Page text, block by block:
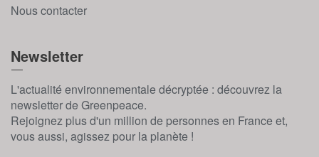
Nous contacter
Newsletter
L'actualité environnementale décryptée : découvrez la
newsletter de Greenpeace.
Rejoignez plus d'un million de personnes en France et,
vous aussi, agissez pour la planète !